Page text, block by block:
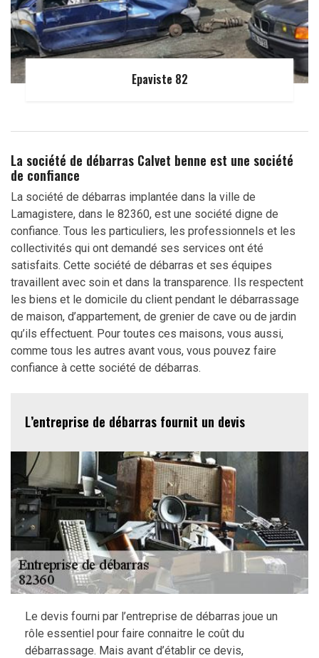
Epaviste 82
La société de débarras Calvet benne est une société
de confiance
La société de débarras implantée dans la ville de
Lamagistere, dans le 82360, est une société digne de
confiance. Tous les particuliers, les professionnels et les
collectivités qui ont demandé ses services ont été
satisfaits. Cette société de débarras et ses équipes
travaillent avec soin et dans la transparence. Ils respectent
les biens et le domicile du client pendant le débarrassage
de maison, d’appartement, de grenier de cave ou de jardin
qu’ils effectuent. Pour toutes ces maisons, vous aussi,
comme tous les autres avant vous, vous pouvez faire
confiance à cette société de débarras.
L’entreprise de débarras fournit un devis
Le devis fourni par l’entreprise de débarras joue un
rôle essentiel pour faire connaitre le coût du
débarrassage. Mais avant d’établir ce devis,